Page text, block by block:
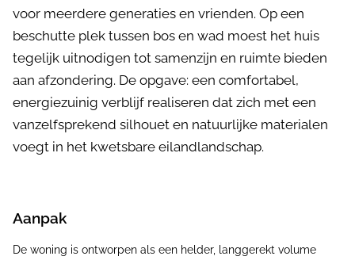
voor meerdere generaties en vrienden. Op een
beschutte plek tussen bos en wad moest het huis
tegelijk uitnodigen tot samenzijn en ruimte bieden
aan afzondering. De opgave: een comfortabel,
energiezuinig verblijf realiseren dat zich met een
vanzelfsprekend silhouet en natuurlijke materialen
voegt in het kwetsbare eilandlandschap.
Aanpak
De woning is ontworpen als een helder, langgerekt volume